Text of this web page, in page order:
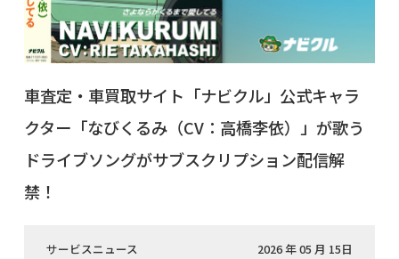
車査定・車買取サイト「ナビクル」公式キャラ
クター「なびくるみ（CV：高橋李依）」が歌う
ドライブソングがサブスクリプション配信解
禁！
サービスニュース 2026 年 05 月 15日